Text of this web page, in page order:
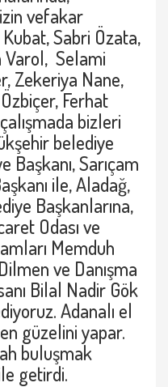
vefakar
Sabri Özata,
Varol, Selami
Zekeriya Nane,
Ferhat
bizleri
belediye
Başkanı, Sarıçam
ile, Aladağ,
Başkanlarına,
Odası ve
Memduh
ve Danışma
Bilal Nadir Gök
Adanalı el
güzelini yapar.
buluşmak
getirdi.